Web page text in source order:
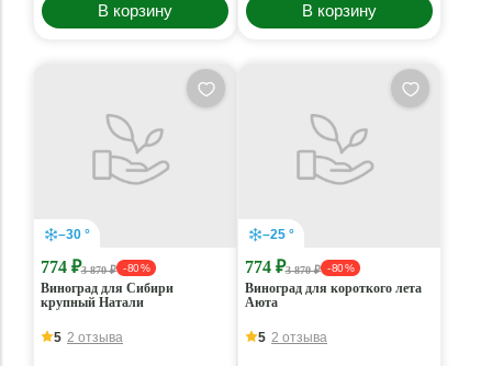
В корзину В корзину
–30 °
774 ₽3 870 ₽ - 80 %
Виноград для Сибири
крупный Натали
5 2 отзыва
–25 °
774 ₽3 870 ₽ - 80 %
Виноград для короткого лета
Аюта
5 2 отзыва